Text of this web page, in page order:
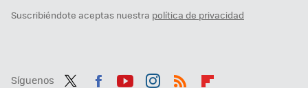
Suscribiéndote aceptas nuestra política de privacidad
Síguenos